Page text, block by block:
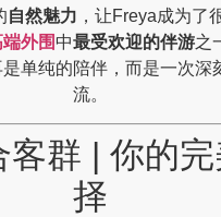
自然魅力 ，让Freya成为了
外围 中最受欢迎的伴游之
单纯的陪伴，而是一次深
流。
客群 | 你的
择